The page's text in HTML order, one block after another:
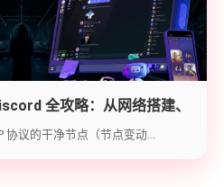
全攻略：从网络搭建、
协议的干净节点（节点变动...